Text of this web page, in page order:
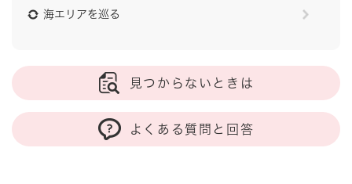
海エリアを巡る
見つからないときは
よくある質問と回答